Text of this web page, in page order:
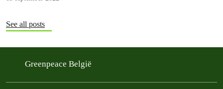
de…
See all posts
Greenpeace België